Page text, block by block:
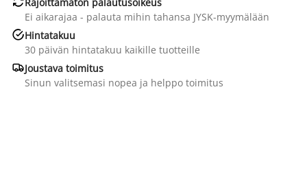
Ei aikarajaa - palauta mihin tahansa JYSK-myymälään
Hintatakuu
30 päivän hintatakuu kaikille tuotteille
Joustava toimitus
Sinun valitsemasi nopea ja helppo toimitus